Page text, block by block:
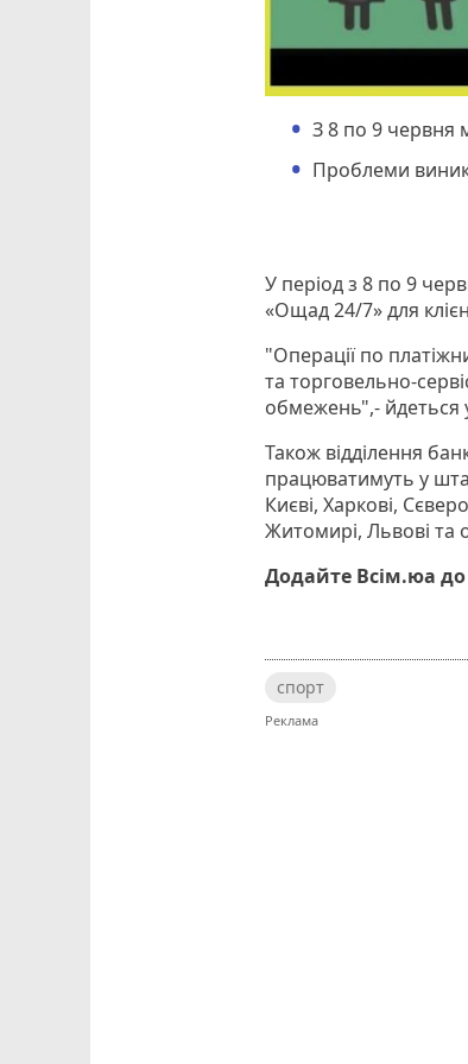
З 8 по 9 червня
Проблеми
У період з 8 по 9
«Ощад 24/7» для
"Операції по
та торговельно-
обмежень",- йдеться
Також відділення
працюватимуть у
Києві, Харкові,
Житомирі, Львові та
Додайте Всім.юа
спорт